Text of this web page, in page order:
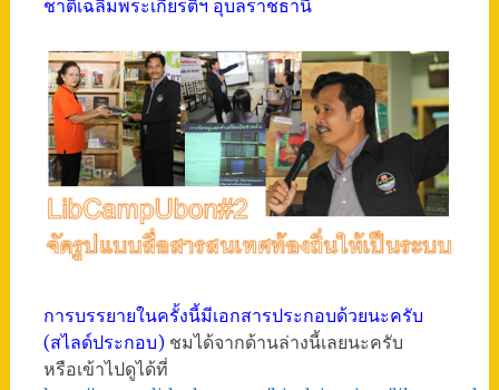
ชาติเฉลิมพระเกียรติฯ อุบลราชธานี
การบรรยายในครั้งนี้มีเอกสารประกอบด้วยนะครับ
(สไลด์ประกอบ)ชมได้จากด้านล่างนี้เลยนะครับ
หรือเข้าไปดูได้ที่